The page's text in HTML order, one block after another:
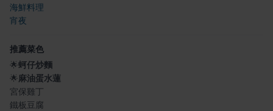
海鮮料理
宵夜
推薦菜色
🌟蚵仔炒麵
🌟麻油蛋水蓮
宮保雞丁
鐵板豆腐